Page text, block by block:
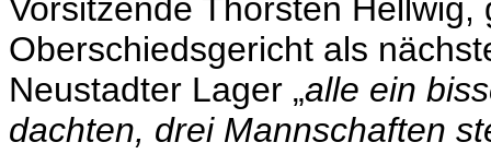
Vorsitzende Thorsten Hellwig,
Oberschiedsgericht als
Neustadter Lager „alle ein
dachten, drei Mannschaften